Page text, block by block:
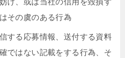
げ、或は当社の信用を毀損す
その虞のある行為
する応募情報、送付する資料
ではない記載をする行為、そ